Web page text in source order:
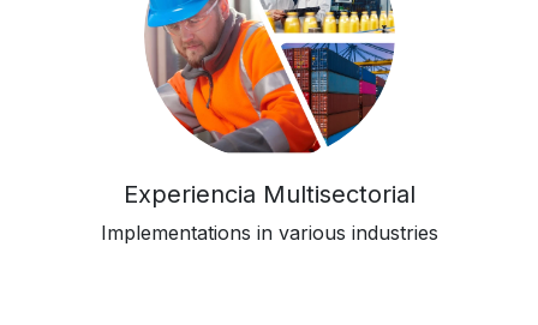
Experiencia Multisectorial
Implementations in various industries